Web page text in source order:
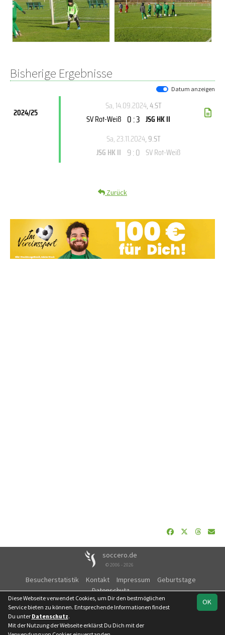
Team Kreisliga
Kreisliga
Bisherige Ergebnisse
Datum anzeigen
2024/25
Sa, 14.09.2024, 4.ST
SV Rot-Weiß 0 : 3 JSG HK II
Sa, 23.11.2024, 9.ST
JSG HK II 9 : 0 SV Rot-Weiß
Zurück
soccero.de
© 2006 - 2026
Besucherstatistik Kontakt Impressum
Geburtstage
Datenschutz
OK
Diese Webseite verwendet Cookies, um Dir den bestmöglichen
Service bieten zu können. Entsprechende Informationen findest
Du unter Datenschutz.
Mit der Nutzung der Webseite erklärst Du Dich mit der